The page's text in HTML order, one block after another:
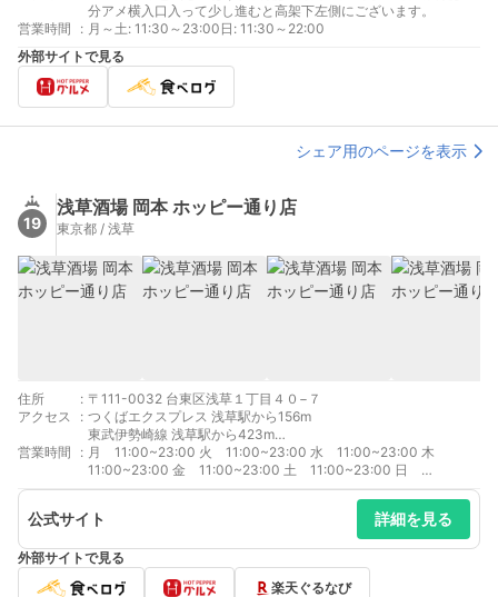
分アメ横入口入って少し進むと高架下左側にございます。
営業時間
: 月～土: 11:30～23:00日: 11:30～22:00
外部サイトで見る
シェア用のページを表示
19
浅草酒場 岡本 ホッピー通り店
東京都 / 浅草
住所 : 〒111-0032 台東区浅草１丁目４０−７
アクセス
: つくばエクスプレス 浅草駅から156m
東武伊勢崎線 浅草駅から423m
東京メトロ銀座線 浅草駅から457m
東京メトロ銀座線 田原町駅から516m
都営浅草線 浅草駅から540m
営業時間 : 月 11:00~23:00 火 11:00~23:00 水 11:00~23:00 木
11:00~23:00 金 11:00~23:00 土 11:00~23:00 日
11:00~22:30
公式サイト 詳細を見る
外部サイトで見る
楽天ぐるなび